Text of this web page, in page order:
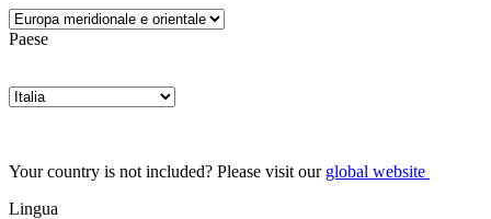
Paese
Your country is not included? Please visit our global website
Lingua